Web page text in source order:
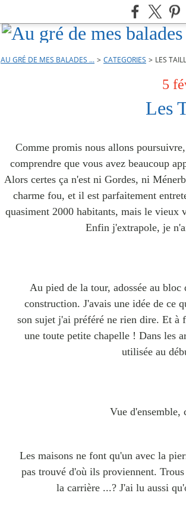
AU GRÉ DE MES BALADES ... > CATEGORIES > LES
5
Les
Comme promis nous allons
comprendre que vous avez beaucoup
Alors certes ça n'est ni Gordes, ni
charme fou, et il est parfaitement
quasiment 2000 habitants, mais le vieux
Enfin j'extrapole, je
Au pied de la tour, adossée au
construction. J'avais une idée de ce
son sujet j'ai préféré ne rien dire. Et à
une toute petite chapelle ! Dans les
utilisée au
Vue d'ensemble,
Les maisons ne font qu'un avec la
pas trouvé d'où ils proviennent.
la carrière ...? J'ai lu aussi